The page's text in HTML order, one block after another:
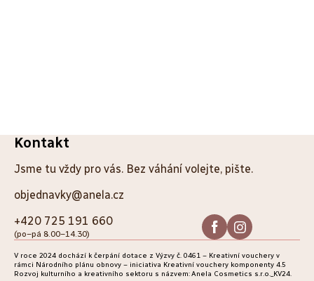
Kontakt
Jsme tu vždy pro vás. Bez váhání volejte, pište.
objednavky@anela.cz
+420 725 191 660
(po–pá 8.00–14.30)
V roce 2024 dochází k čerpání dotace z Výzvy č. 0461 – Kreativní vouchery v
rámci Národního plánu obnovy – iniciativa Kreativní vouchery komponenty 4.5
Rozvoj kulturního a kreativního sektoru s názvem: Anela Cosmetics s.r.o._KV24.